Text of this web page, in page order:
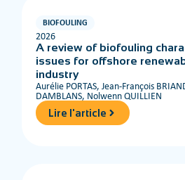
BIOFOULING
2026
A review of biofouling
issues for offshore
industry
Aurélie PORTAS, Jean-François
DAMBLANS, Nolwenn QUILLIEN
Lire l'article